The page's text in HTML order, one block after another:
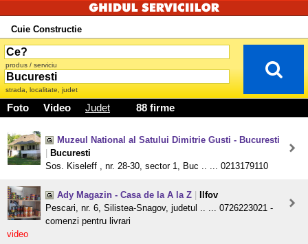
Cuie Constructie
produs / serviciu
strada, localitate, judet
Foto Video Judet 88 firme
Muzeul National al Satului Dimitrie Gusti - Bucuresti
Bucuresti
Sos. Kiseleff , nr. 28-30, sector 1, Buc .. ... 0213179110
Ady Magazin - Casa de la A la Z
Ilfov
Pescari, nr. 6, Silistea-Snagov, judetul .. ... 0726223021 -
comenzi pentru livrari
video